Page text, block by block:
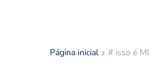
Página inicial # isso é